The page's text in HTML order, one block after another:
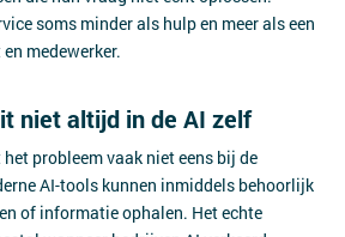
soms minder als hulp en meer als een
medewerker.
niet altijd in de AI zelf
probleem vaak niet eens bij de
AI-tools kunnen inmiddels behoorlijk
of informatie ophalen. Het echte